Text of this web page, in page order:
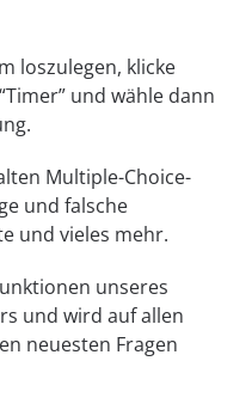
loszulegen, klicke
und wähle dann
Multiple-Choice-
und falsche
und vieles mehr.
unseres
und wird auf allen
neuesten Fragen